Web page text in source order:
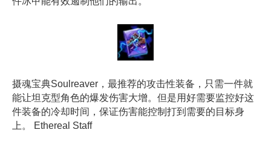
摄魂宝典Soulreaver，最推荐的攻击性装备，只需一件就
能让坦克型角色的爆发伤害大增。但是用好需要监控好这
件装备的冷却时间，保证伤害能控制打到需要的目标身
上。 Ethereal Staff